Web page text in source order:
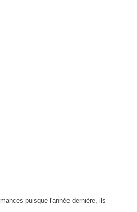
puisque l'année dernière, ils